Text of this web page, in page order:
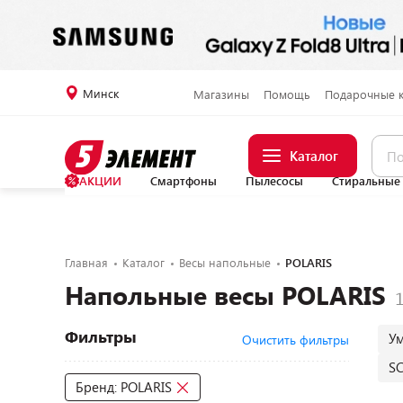
Минск Магазины Помощь Подарочные
Каталог
АКЦИИ Смартфоны Пылесосы
Главная Каталог Весы напольные POLARIS
Напольные весы POLARIS
Фильтры Очистить фильтры
Бренд: POLARIS